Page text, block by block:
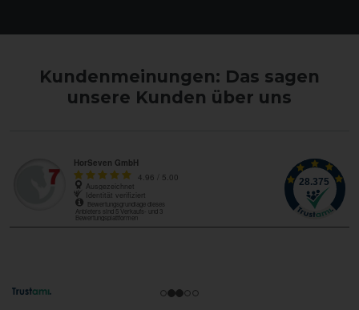
Kundenmeinungen: Das sagen
unsere Kunden über uns